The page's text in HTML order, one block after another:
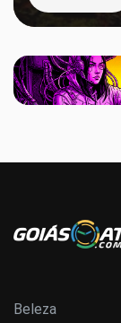
Beleza